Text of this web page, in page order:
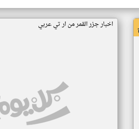
اخبار جزر القمر من ار تي عربي